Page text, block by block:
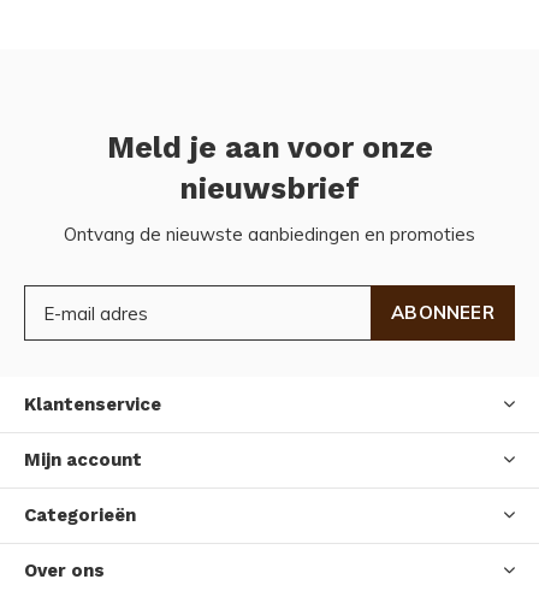
Meld je aan voor onze
nieuwsbrief
Ontvang de nieuwste aanbiedingen en promoties
ABONNEER
Klantenservice
Mijn account
Categorieën
Over ons